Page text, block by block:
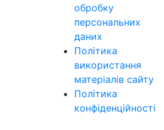
обробку
персональних
даних
Політика
використання
матеріалів сайту
Політика
конфіденційності